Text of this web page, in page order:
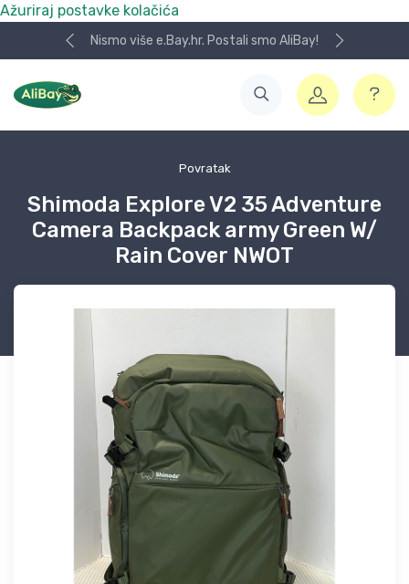
Ažuriraj postavke kolačića
Nismo više e.Bay.hr. Postali smo AliBay!
Povratak
Shimoda Explore V2 35 Adventure
Camera Backpack army Green W/
Rain Cover NWOT